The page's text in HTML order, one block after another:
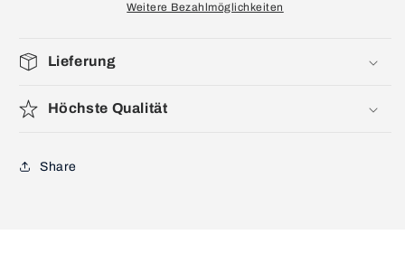
Weitere Bezahlmöglichkeiten
Lieferung
Höchste Qualität
Share